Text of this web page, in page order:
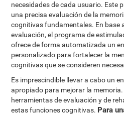
necesidades de cada usuario. Este
una precisa evaluación de la
cognitivas fundamentales. En base
evaluación, el programa de
ofrece de forma automatizada un
personalizado para fortalecer la
cognitivas que se consideren
Es imprescindible llevar a cabo un
apropiado para mejorar la
herramientas de evaluación y de
estas funciones cognitivas. Para